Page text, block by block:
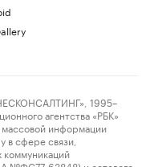
1995–
агентства «РБК»
массовой информации
в сфере связи,